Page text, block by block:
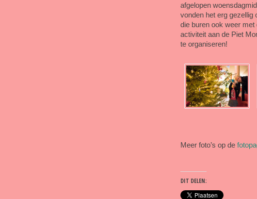
afgelopen
vonden het erg gezellig
die buren ook weer
activiteit aan de Piet
te organiseren!
Meer foto’s op de
DIT DELEN: